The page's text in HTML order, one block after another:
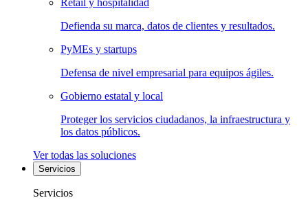
Retail y hospitalidad
Defienda su marca, datos de clientes y resultados.
PyMEs y startups
Defensa de nivel empresarial para equipos ágiles.
Gobierno estatal y local
Proteger los servicios ciudadanos, la infraestructura y
los datos públicos.
Ver todas las soluciones
Servicios
Servicios